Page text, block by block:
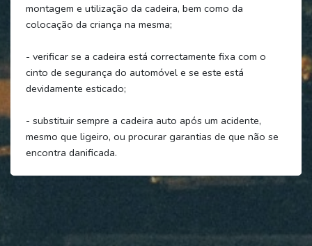
montagem e utilização da cadeira, bem como da
colocação da criança na mesma;
- verificar se a cadeira está correctamente fixa com o
cinto de segurança do automóvel e se este está
devidamente esticado;
- substituir sempre a cadeira auto após um acidente,
mesmo que ligeiro, ou procurar garantias de que não se
encontra danificada.